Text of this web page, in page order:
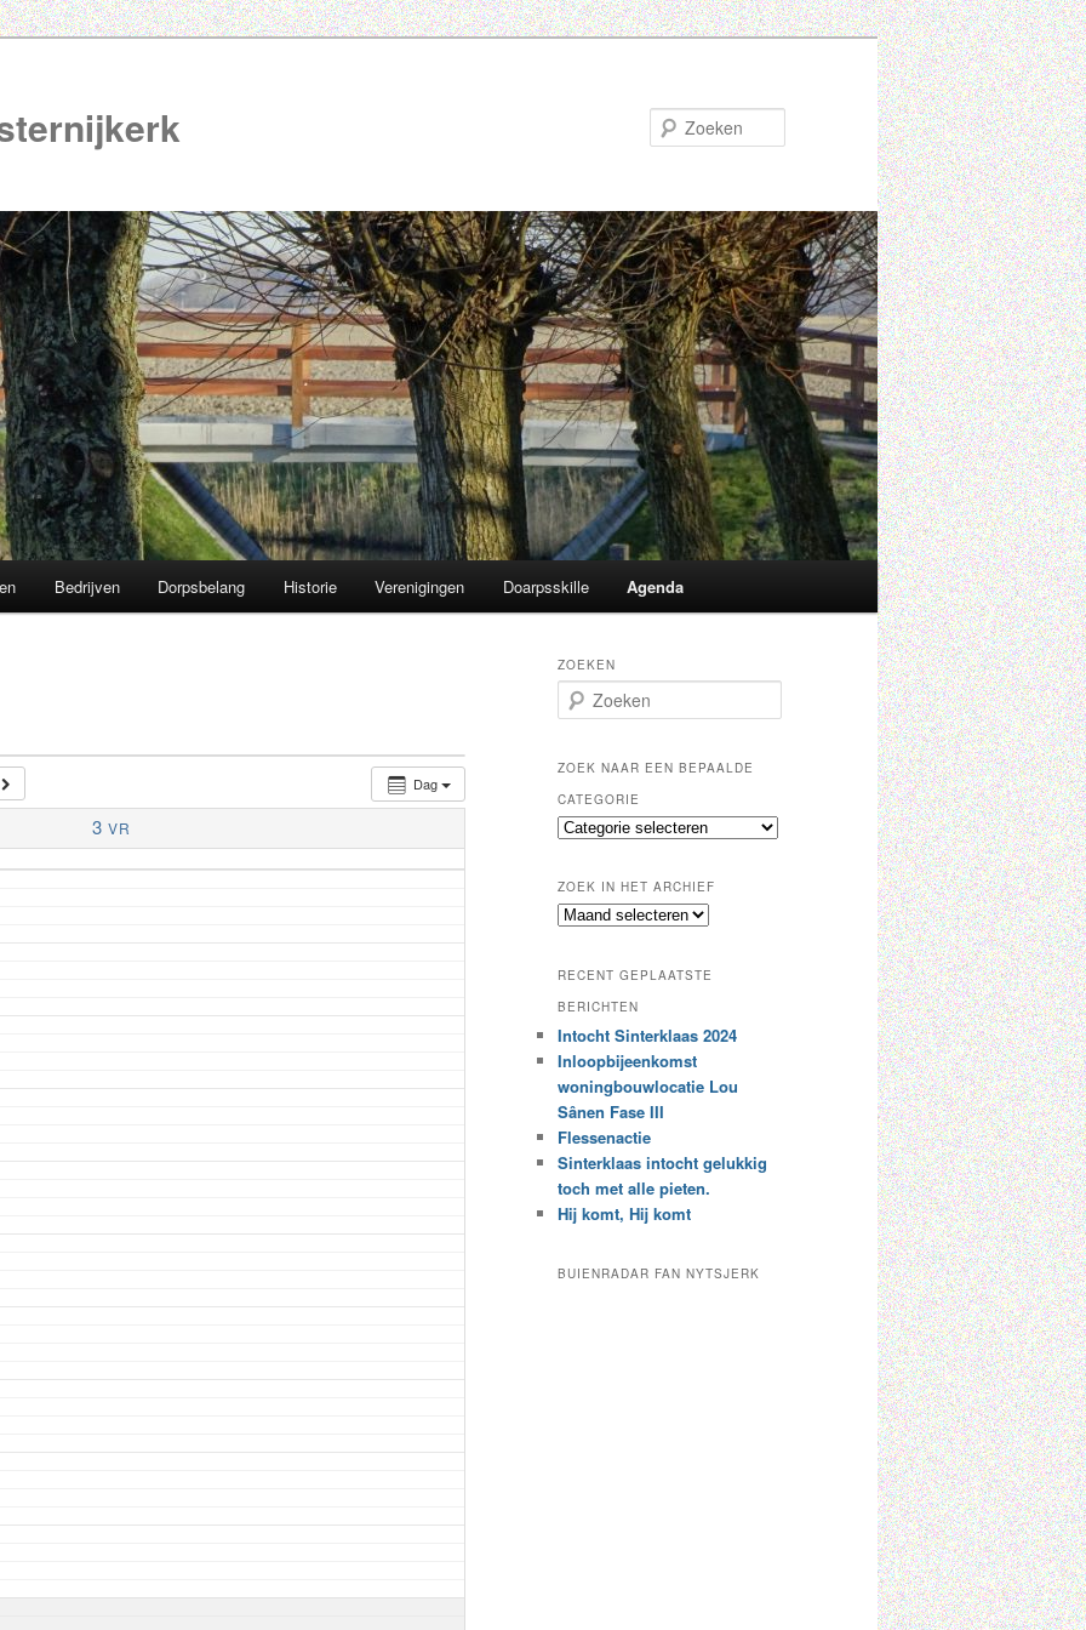
Bedrijven Dorpsbelang Historie Verenigingen Doarpsskille Agenda
Dag
3 VR
ZOEKEN
o
k
n
ZOEK NAAR EEN BEPAALDE
CATEGORIE
Z
k
n
e
e
n
b
e
a
a
l
d
c
ZOEK IN HET ARCHIEF
Z
k
i
n
h
t
a
r
c
h
i
RECENT GEPLAATSTE
BERICHTEN
Intocht Sinterklaas 2024
Inloopbijeenkomst
woningbouwlocatie Lou
Sânen Fase III
Flessenactie
Sinterklaas intocht gelukkig
toch met alle pieten.
Hij komt, Hij komt
BUIENRADAR FAN NYTSJERK